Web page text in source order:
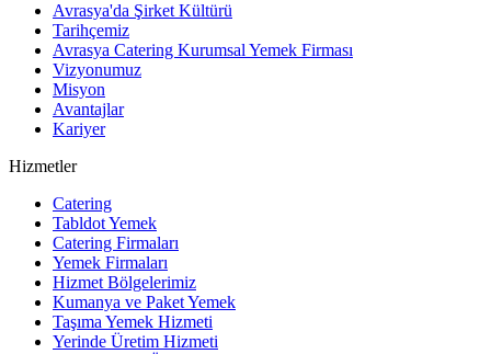
Avrasya'da Şirket Kültürü
Tarihçemiz
Avrasya Catering Kurumsal Yemek Firması
Vizyonumuz
Misyon
Avantajlar
Kariyer
Hizmetler
Catering
Tabldot Yemek
Catering Firmaları
Yemek Firmaları
Hizmet Bölgelerimiz
Kumanya ve Paket Yemek
Taşıma Yemek Hizmeti
Yerinde Üretim Hizmeti